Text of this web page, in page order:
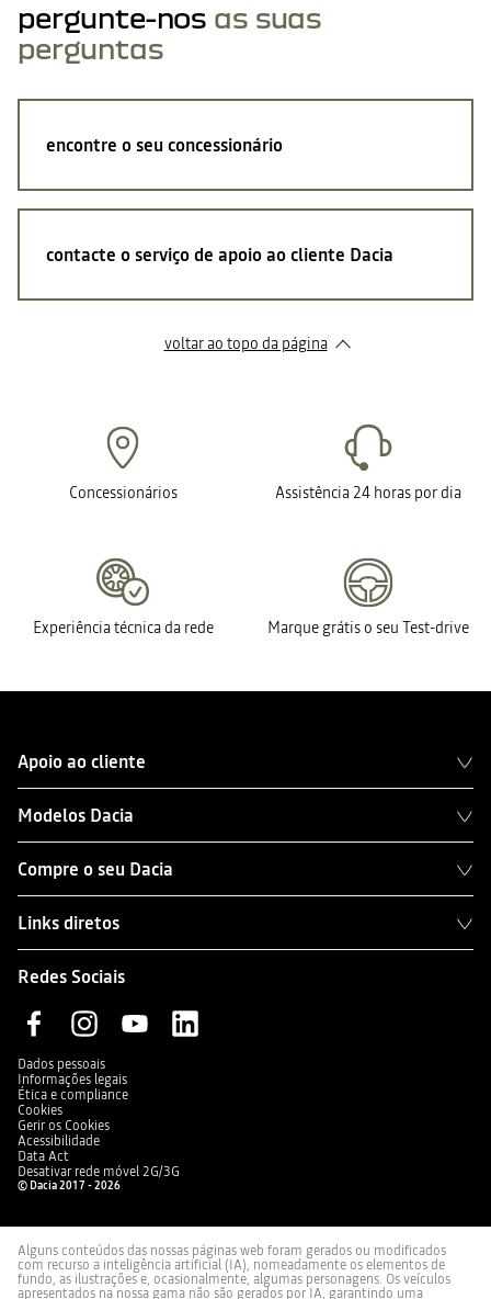
pergunte-nos as suas
perguntas
encontre o seu concessionário
contacte o serviço de apoio ao cliente Dacia
voltar ao topo da página
Concessionários Assistência 24 horas por dia
Experiência técnica da rede Marque grátis o seu Test-drive
Apoio ao cliente
Modelos Dacia
Compre o seu Dacia
Links diretos
Redes Sociais
Dados pessoais
Informações legais
Ética e compliance
Cookies
Gerir os Cookies
Acessibilidade
Data Act
Desativar rede móvel 2G/3G
© Dacia 2017 - 2026
Alguns conteúdos das nossas páginas web foram gerados ou modificados
com recurso a inteligência artificial (IA), nomeadamente os elementos de
fundo, as ilustrações e, ocasionalmente, algumas personagens. Os veículos
apresentados na nossa gama não são gerados por IA, garantindo uma